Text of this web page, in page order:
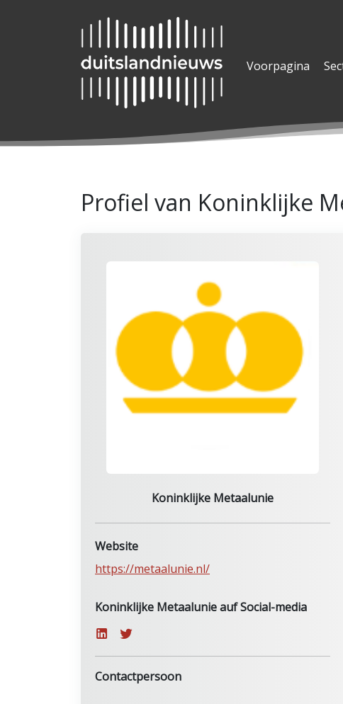
Voorpagina
Profiel van Koninklijke
Koninklijke Metaalunie
Website
https://metaalunie.nl/
Koninklijke Metaalunie auf Social-media
Contactpersoon